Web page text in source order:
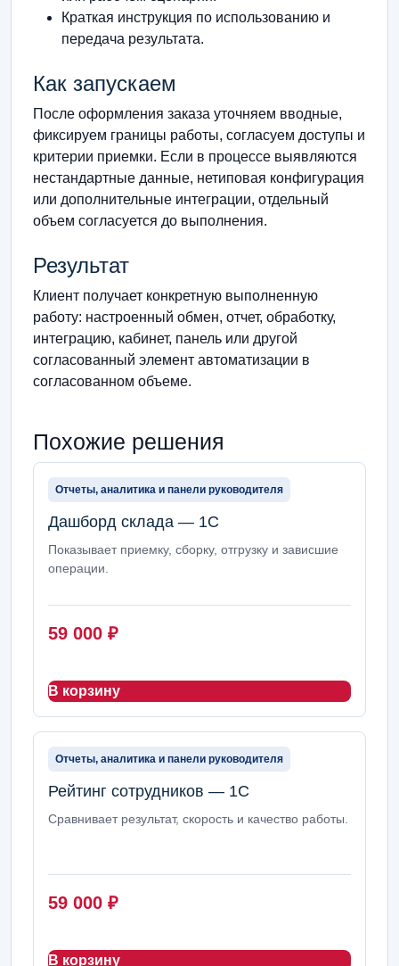
Краткая инструкция по использованию и
передача результата.
Как запускаем
После оформления заказа уточняем вводные,
фиксируем границы работы, согласуем доступы и
критерии приемки. Если в процессе выявляются
нестандартные данные, нетиповая конфигурация
или дополнительные интеграции, отдельный
объем согласуется до выполнения.
Результат
Клиент получает конкретную выполненную
работу: настроенный обмен, отчет, обработку,
интеграцию, кабинет, панель или другой
согласованный элемент автоматизации в
согласованном объеме.
Похожие решения
Отчеты, аналитика и панели руководителя
Дашборд склада — 1С
Показывает приемку, сборку, отгрузку и зависшие
операции.
59 000 ₽
В корзину
Отчеты, аналитика и панели руководителя
Рейтинг сотрудников — 1С
Сравнивает результат, скорость и качество работы.
59 000 ₽
В корзину